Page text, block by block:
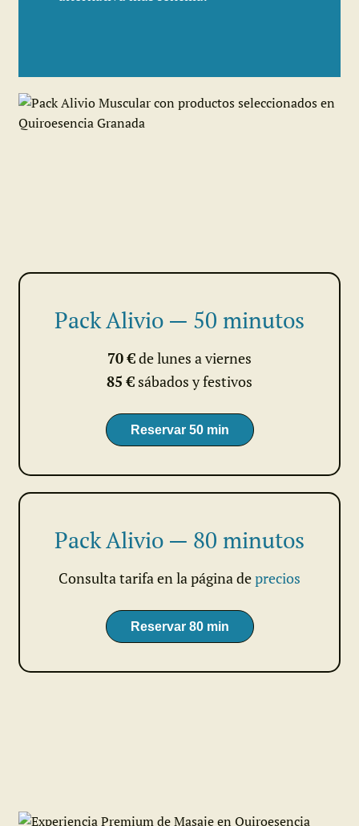
Pack Alivio — 50 minutos
70 €de lunes a viernes
85 € sábados y festivos
Reservar 50 min
Pack Alivio — 80 minutos
Consulta tarifa en la página deprecios
Reservar 80 min